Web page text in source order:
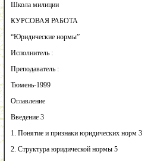
Школа милиции
КУРСОВАЯ РАБОТА
“Юридические нормы”
Исполнитель :
Преподаватель :
Тюмень-1999
Оглавление
Введение 3
1. Понятие и признаки юридических норм 3
2. Структура юридической нормы 5